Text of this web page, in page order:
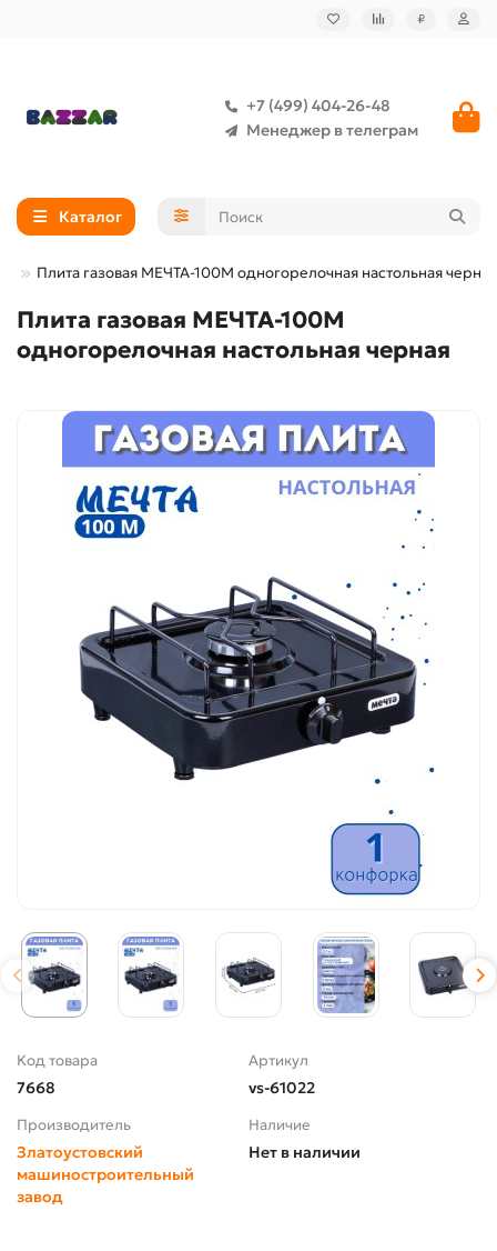
₽
+7 (499) 404-26-48
Менеджер в телеграм
Каталог
Плита газовая МЕЧТА-100М одногорелочная настольная черная
Плита газовая МЕЧТА-100М
одногорелочная настольная черная
Код товара
7668
Артикул
vs-61022
Производитель
Златоустовский
машиностроительный
завод
Наличие
Нет в наличии